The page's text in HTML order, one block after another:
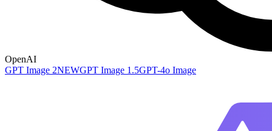
OpenAI
GPT Image 2NEWGPT Image 1.5GPT-4o Image